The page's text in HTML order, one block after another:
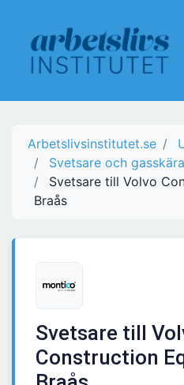
Arbetslivsinstitutet.se
Svetsare och
Svetsare till Volvo
Braås
Svetsare till
Construction